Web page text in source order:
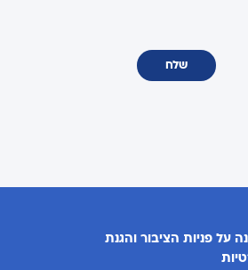
שלח
על פניות הציבור והגנת